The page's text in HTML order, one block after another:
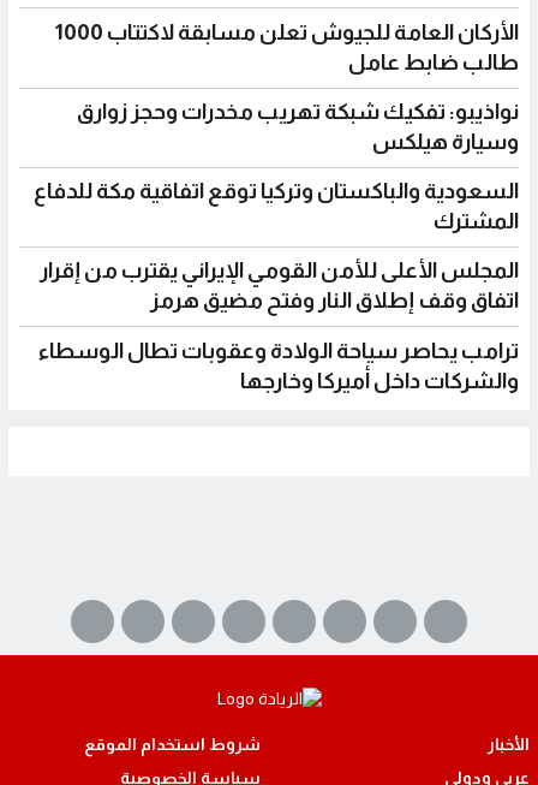
الأركان العامة للجيوش تعلن مسابقة لاكتتاب 1000
طالب ضابط عامل
نواذيبو: تفكيك شبكة تهريب مخدرات وحجز زوارق
وسيارة هيلكس
السعودية والباكستان وتركيا توقع اتفاقية مكة للدفاع
المشترك
المجلس الأعلى للأمن القومي الإيراني يقترب من إقرار
اتفاق وقف إطلاق النار وفتح مضيق هرمز
ترامب يحاصر سياحة الولادة وعقوبات تطال الوسطاء
والشركات داخل أميركا وخارجها
الأخبار
عربي ودولي
شروط استخدام الموقع
سياسة الخصوصية